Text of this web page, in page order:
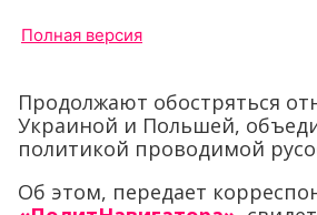
Полная версия
Продолжают обостряться
Украиной и Польшей,
политикой проводимой
Об этом, передает